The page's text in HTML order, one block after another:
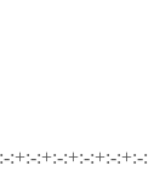
:+:-:+:-:+:-:+:-:+:-: